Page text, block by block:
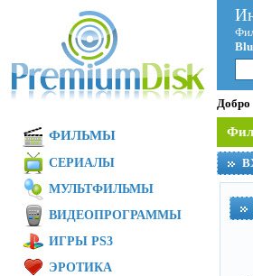
Добро
ФИЛЬМЫ
СЕРИАЛЫ
МУЛЬТФИЛЬМЫ
ВИДЕОПРОГРАММЫ
ИГРЫ PS3
ЭРОТИКА